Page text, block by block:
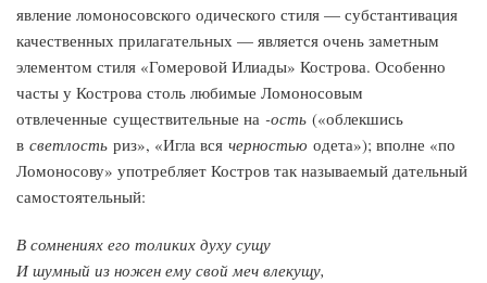
явление ломоносовского одического стиля — субстантивация
качественных прилагательных — является очень заметным
элементом стиля «Гомеровой Илиады» Кострова. Особенно
часты у Кострова столь любимые Ломоносовым
отвлеченные существительные на -ость («облекшись
в светлость риз», «Игла вся черностью одета»); вполне «по
Ломоносову» употребляет Костров так называемый дательный
самостоятельный:
В сомнениях его толиких духу сущу
И шумный из ножен ему свой меч влекущу,